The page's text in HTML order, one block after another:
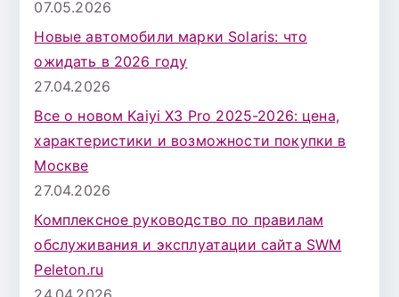
07.05.2026
Новые автомобили марки Solaris: что
ожидать в 2026 году
27.04.2026
Все о новом Kaiyi X3 Pro 2025-2026: цена,
характеристики и возможности покупки в
Москве
27.04.2026
Комплексное руководство по правилам
обслуживания и эксплуатации сайта SWM
Peleton.ru